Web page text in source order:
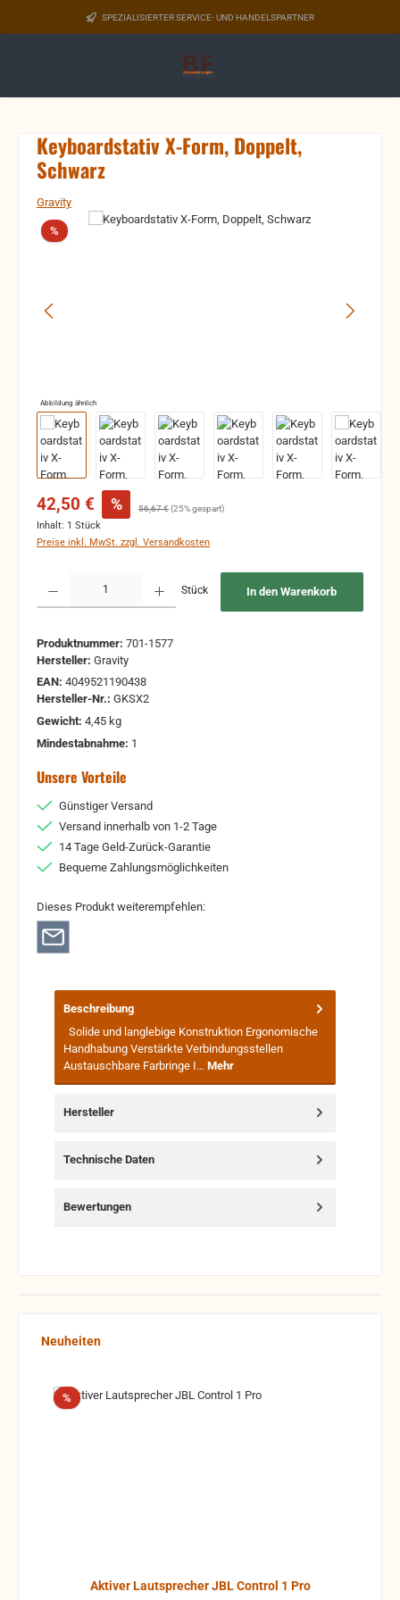
Zum Hauptinhalt springenSPEZIALISIERTER SERVICE- UND HANDELSPARTNER
Keyboardstativ X-Form, Doppelt,
Schwarz
Gravity
Bildergalerie überspringen
% Rabatt
Abbildung ähnlich
Verkaufspreis:
42,50 € % Regulärer Preis:
56,67 €(25% gespart)
Inhalt: 1 Stück
Preise inkl. MwSt. zzgl. Versandkosten
Stück In den Warenkorb
Produktnummer: 701-1577
Hersteller: Gravity
EAN: 4049521190438
Hersteller-Nr.: GKSX2
Gewicht: 4,45 kg
Mindestabnahme: 1
Unsere Vorteile
Günstiger Versand
Versand innerhalb von 1-2 Tage
14 Tage Geld-Zurück-Garantie
Bequeme Zahlungsmöglichkeiten
Dieses Produkt weiterempfehlen:
Beschreibung
Solide und langlebige Konstruktion Ergonomische
Handhabung Verstärkte Verbindungsstellen
Austauschbare Farbringe I… Mehr
Hersteller
Technische Daten
Bewertungen
Produktgalerie überspringen
Neuheiten
%Rabatt
Aktiver Lautsprecher JBL Control 1 Pro